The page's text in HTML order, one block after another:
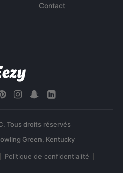
Contact
Tous droits réservés
Politique de confidentialité